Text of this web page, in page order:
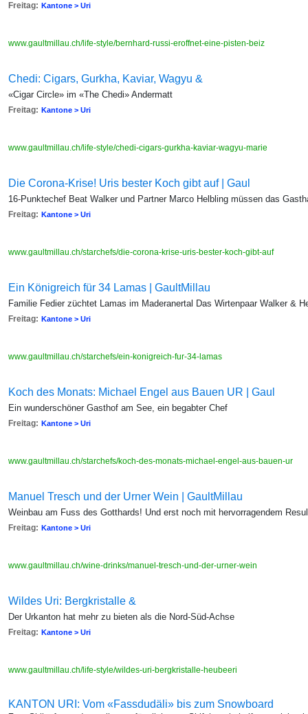
Freitag: Kantone > Uri
www.gaultmillau.ch/life-style/bernhard-russi-eroffnet-eine-pisten-beiz
Chedi: Cigars, Gurkha, Kaviar, Wagyu &
«Cigar Circle» im «The Chedi» Andermatt
Freitag: Kantone > Uri
www.gaultmillau.ch/life-style/chedi-cigars-gurkha-kaviar-wagyu-marie
Die Corona-Krise! Uris bester Koch gibt auf | Gaul
16-Punktechef Beat Walker und Partner Marco Helbling müssen das
Freitag: Kantone > Uri
www.gaultmillau.ch/starchefs/die-corona-krise-uris-bester-koch-gibt-auf
Ein Königreich für 34 Lamas | GaultMillau
Familie Fedier züchtet Lamas im Maderanertal Das Wirtenpaar Walker &
Freitag: Kantone > Uri
www.gaultmillau.ch/starchefs/ein-konigreich-fur-34-lamas
Koch des Monats: Michael Engel aus Bauen UR | Gaul
Ein wunderschöner Gasthof am See, ein begabter Chef
Freitag: Kantone > Uri
www.gaultmillau.ch/starchefs/koch-des-monats-michael-engel-aus-bauen-ur
Manuel Tresch und der Urner Wein | GaultMillau
Weinbau am Fuss des Gotthards! Und erst noch mit hervorragendem
Freitag: Kantone > Uri
www.gaultmillau.ch/wine-drinks/manuel-tresch-und-der-urner-wein
Wildes Uri: Bergkristalle &
Der Urkanton hat mehr zu bieten als die Nord-Süd-Achse
Freitag: Kantone > Uri
www.gaultmillau.ch/life-style/wildes-uri-bergkristalle-heubeeri
KANTON URI: Vom «Fassdudäli» bis zum Snowboard